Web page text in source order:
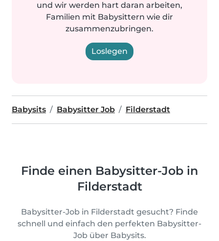
und wir werden hart daran arbeiten,
Familien mit Babysittern wie dir
zusammenzubringen.
Loslegen
Babysits Babysitter Job Filderstadt
Finde einen Babysitter-Job in
Filderstadt
Babysitter-Job in Filderstadt gesucht? Finde
schnell und einfach den perfekten Babysitter-
Job über Babysits.